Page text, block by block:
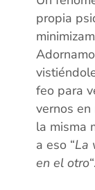
propia
feo para
vernos
la misma
a eso “La
en el otro“.